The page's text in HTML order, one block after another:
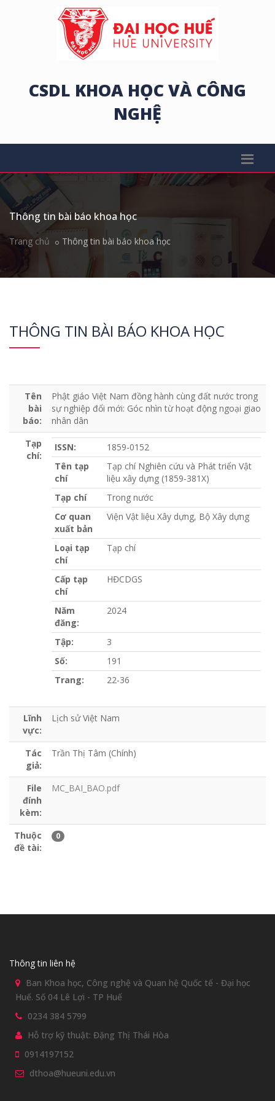
CSDL KHOA HỌC VÀ CÔNG
NGHỆ
Thông tin bài báo khoa học
Trang chủ Thông tin bài báo khoa học
THÔNG TIN BÀI BÁO KHOA HỌC
Tên
bài
báo:
Phật giáo Việt Nam đồng hành cùng đất nước trong
sự nghiệp đổi mới: Góc nhìn từ hoạt động ngoại giao
nhân dân
Tạp
chí:
ISSN:
1859-0152
Tên tạp
chí
Tạp chí Nghiên cứu và Phát triển Vật
liệu xây dựng (1859-381X)
Tạp chí
Trong nước
Cơ quan
xuất bản
Viện Vật liệu Xây dựng, Bộ Xây dựng
Loại tạp
chí
Tạp chí
Cấp tạp
chí
HĐCDGS
Năm
đăng:
2024
Tập:
3
Số:
191
Trang:
22-36
Lĩnh
vực:
Lịch sử Việt Nam
Tác
giả:
Trần Thị Tâm (Chính)
File
đính
kèm:
MC_BAI_BAO.pdf
Thuộc
đề tài:
0
Thông tin liên hệ
Ban Khoa học, Công nghệ và Quan hệ Quốc tế - Đại học
Huế. Số 04 Lê Lợi - TP Huế
0234 384 5799
Hỗ trợ kỹ thuật: Đặng Thị Thái Hòa
0914197152
dthoa@hueuni.edu.vn